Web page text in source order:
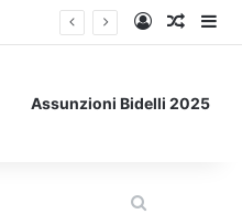
Accedi
Un
Assunzioni Bidelli 2025